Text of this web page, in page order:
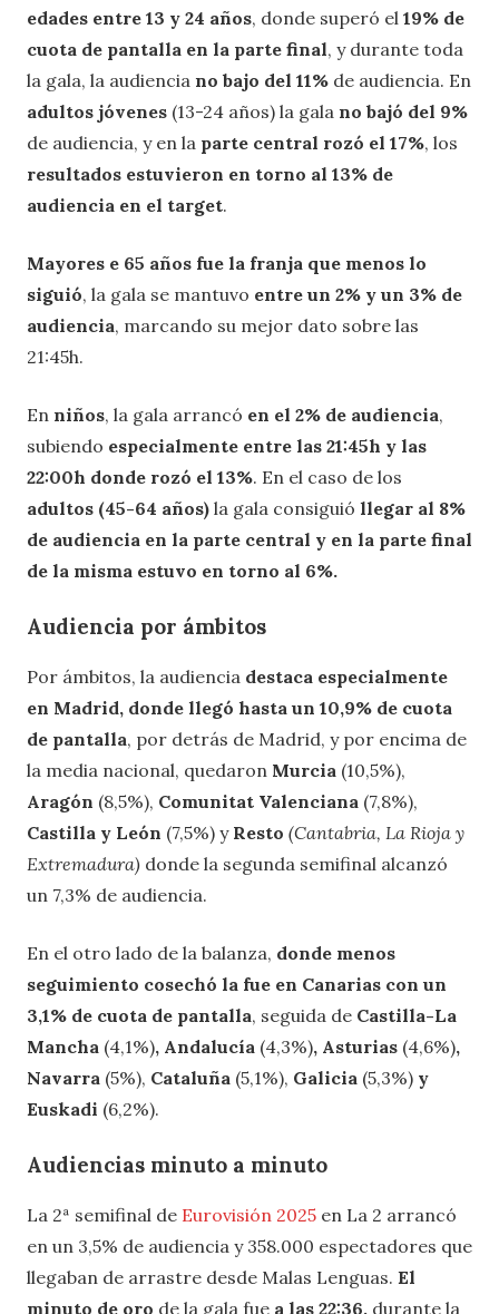
edades entre 13 y 24 años, donde superó el 19% de
cuota de pantalla en la parte final, y durante toda
la gala, la audiencia no bajo del 11% de audiencia. En
adultos jóvenes (13-24 años) la gala no bajó del 9%
de audiencia, y en la parte central rozó el 17%, los
resultados estuvieron en torno al 13% de
audiencia en el target.
Mayores e 65 años fue la franja que menos lo
siguió, la gala se mantuvo entre un 2% y un 3% de
audiencia, marcando su mejor dato sobre las
21:45h.
En niños, la gala arrancó en el 2% de audiencia,
subiendo especialmente entre las 21:45h y las
22:00h donde rozó el 13%. En el caso de los
adultos (45-64 años) la gala consiguió llegar al 8%
de audiencia en la parte central y en la parte final
de la misma estuvo en torno al 6%.
Audiencia por ámbitos
Por ámbitos, la audiencia destaca especialmente
en Madrid, donde llegó hasta un 10,9% de cuota
de pantalla, por detrás de Madrid, y por encima de
la media nacional, quedaron Murcia (10,5%),
Aragón (8,5%), Comunitat Valenciana (7,8%),
Castilla y León (7,5%) y Resto (Cantabria, La Rioja y
Extremadura) donde la segunda semifinal alcanzó
un 7,3% de audiencia.
En el otro lado de la balanza, donde menos
seguimiento cosechó la fue en Canarias con un
3,1% de cuota de pantalla, seguida de Castilla-La
Mancha (4,1%), Andalucía (4,3%), Asturias (4,6%),
Navarra (5%), Cataluña (5,1%), Galicia (5,3%) y
Euskadi (6,2%).
Audiencias minuto a minuto
La 2ª semifinal de Eurovisión 2025 en La 2 arrancó
en un 3,5% de audiencia y 358.000 espectadores que
llegaban de arrastre desde Malas Lenguas. El
minuto de oro de la gala fue a las 22:36, durante la